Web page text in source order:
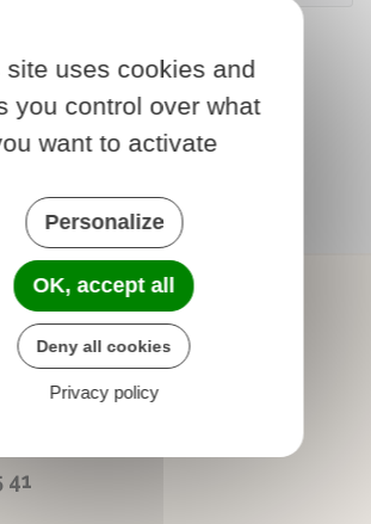
- Lautrait
41
site uses cookies and
you control over what
want to activate
Personalize
OK, accept all
Deny all cookies
Privacy policy